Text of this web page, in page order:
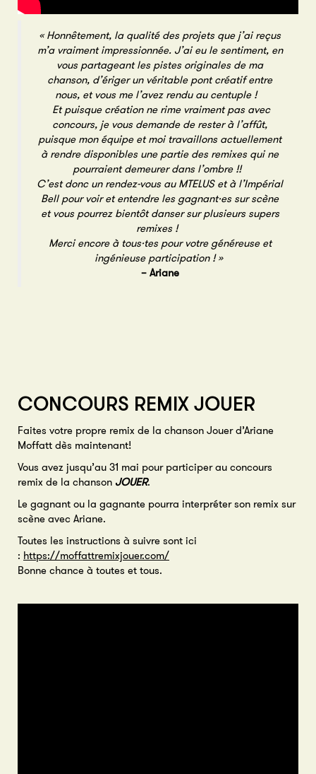
« Honnêtement, la qualité des projets que j’ai reçus
m’a vraiment impressionnée. J’ai eu le sentiment, en
vous partageant les pistes originales de ma
chanson, d’ériger un véritable pont créatif entre
nous, et vous me l’avez rendu au centuple !
Et puisque création ne rime vraiment pas avec
concours, je vous demande de rester à l’affût,
puisque mon équipe et moi travaillons actuellement
à rendre disponibles une partie des remixes qui ne
pourraient demeurer dans l’ombre !!
C’est donc un rendez-vous au MTELUS et à l’Impérial
Bell pour voir et entendre les gagnant·es sur scène
et vous pourrez bientôt danser sur plusieurs supers
remixes !
Merci encore à tous·tes pour votre généreuse et
ingénieuse participation ! »
– Ariane
CONCOURS REMIX JOUER
Faites votre propre remix de la chanson Jouer d’Ariane
Moffatt dès maintenant!
Vous avez jusqu’au 31 mai pour participer au concours
remix de la chanson JOUER.
Le gagnant ou la gagnante pourra interpréter son remix sur
scène avec Ariane.
Toutes les instructions à suivre sont ici
: https://moffattremixjouer.com/
Bonne chance à toutes et tous.